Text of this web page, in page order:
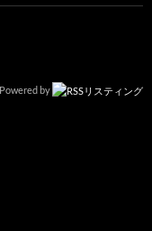
Powered by